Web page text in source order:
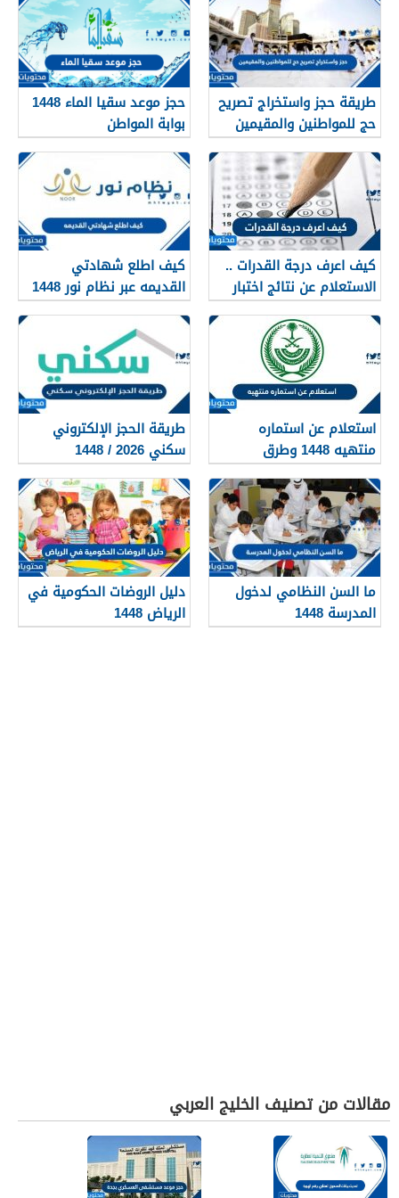
طريقة حجز واستخراج تصريح
حج للمواطنين والمقيمين
1448
حجز موعد سقيا الماء 1448
بوابة المواطن
كيف اعرف درجة القدرات ..
الاستعلام عن نتائج اختبار
القدرات 1448
كيف اطلع شهادتي
القديمه عبر نظام نور 1448
استعلام عن استماره
منتهيه 1448 وطرق
تجديدها
طريقة الحجز الإلكتروني
سكني 2026 / 1448
بالتفصيل
ما السن النظامي لدخول
المدرسة 1448
دليل الروضات الحكومية في
الرياض 1448
مقالات من تصنيف الخليج العربي